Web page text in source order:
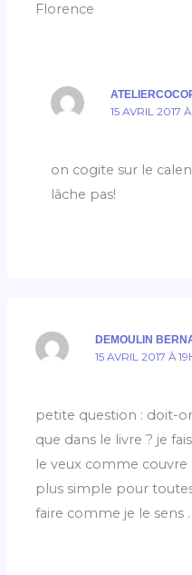
Florence
15 AVRIL 2017
on cogite sur le
lâche pas!
DEMOULIN
15 AVRIL 2017 À
petite question : doit-
que dans le livre ? je
le veux comme couvre
plus simple pour
faire comme je le sens